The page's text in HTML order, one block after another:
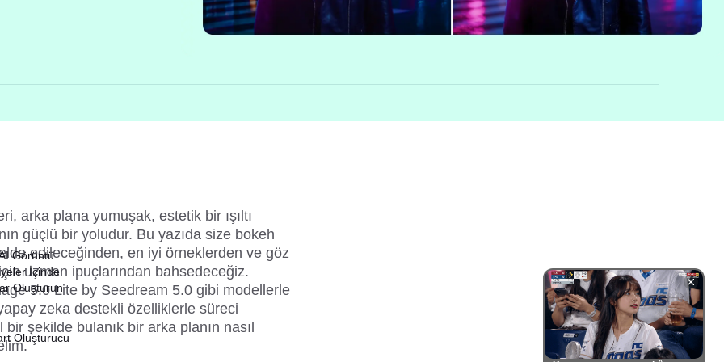
arka plana yumuşak, estetik bir ışıltı
güçlü bir yoludur. Bu yazıda size bokeh
edileceğinden, en iyi örneklerden ve göz
uzman ipuçlarından bahsedeceğiz.
5.0 Lite by Seedream 5.0 gibi modellerle
zeka destekli özelliklerle süreci
şekilde bulanık bir arka planın nasıl
Görüntü
İçinde
Oluşturun
Oluşturucu